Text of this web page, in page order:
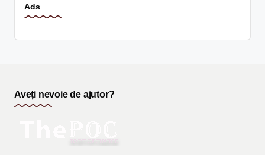
Ads
Aveți nevoie de ajutor?